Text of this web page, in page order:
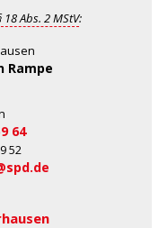
18 Abs. 2 MStV:
Rampe
64
52